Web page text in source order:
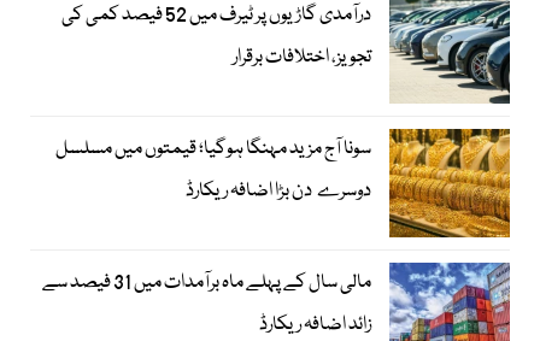
درآمدی گاڑیوں پر ٹیرف میں 52 فیصد کمی کی
تجویز، اختلافات برقرار
سونا آج مزید مہنگا ہوگیا؛ قیمتوں میں مسلسل
دوسرے دن بڑا اضافہ ریکارڈ
مالی سال کے پہلے ماہ برآمدات میں 31 فیصد سے
زائد اضافہ ریکارڈ